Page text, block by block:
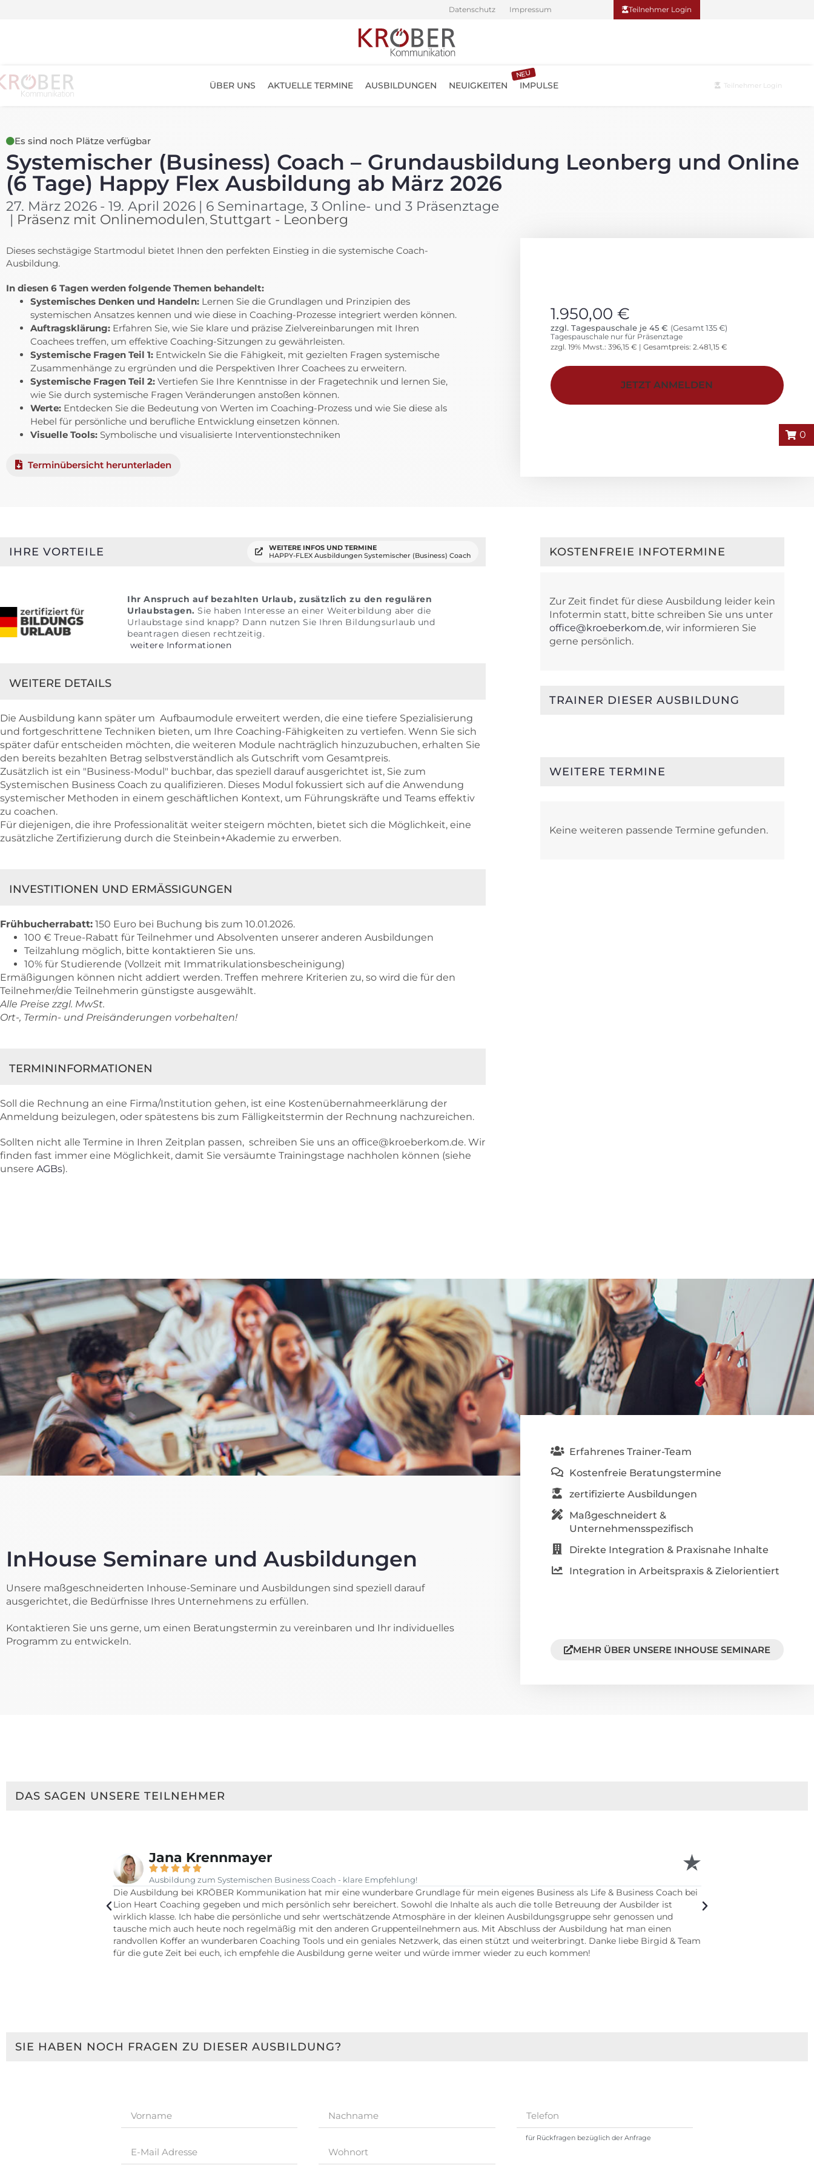
Datenschutz Impressum Teilnehmer Login
ÜBER UNS AKTUELLE TERMINE AUSBILDUNGEN NEUIGKEITEN IMPULSE
NEU
Teilnehmer Login
0
Es sind noch Plätze verfügbar
Systemischer (Business) Coach – Grundausbildung Leonberg und Online
(6 Tage) Happy Flex Ausbildung ab März 2026
27. März 2026 - 19. April 2026 | 6 Seminartage, 3 Online- und 3 Präsenztage
| Präsenz mit Onlinemodulen, Stuttgart - Leonberg
Dieses sechstägige Startmodul bietet Ihnen den perfekten Einstieg in die systemische Coach-
Ausbildung.
In diesen 6 Tagen werden folgende Themen behandelt:
Systemisches Denken und Handeln: Lernen Sie die Grundlagen und Prinzipien des
systemischen Ansatzes kennen und wie diese in Coaching-Prozesse integriert werden können.
Auftragsklärung: Erfahren Sie, wie Sie klare und präzise Zielvereinbarungen mit Ihren
Coachees treffen, um effektive Coaching-Sitzungen zu gewährleisten.
Systemische Fragen Teil 1: Entwickeln Sie die Fähigkeit, mit gezielten Fragen systemische
Zusammenhänge zu ergründen und die Perspektiven Ihrer Coachees zu erweitern.
Systemische Fragen Teil 2: Vertiefen Sie Ihre Kenntnisse in der Fragetechnik und lernen Sie,
wie Sie durch systemische Fragen Veränderungen anstoßen können.
Werte: Entdecken Sie die Bedeutung von Werten im Coaching-Prozess und wie Sie diese als
Hebel für persönliche und berufliche Entwicklung einsetzen können.
Visuelle Tools: Symbolische und visualisierte Interventionstechniken
Terminübersicht herunterladen
1.950,00€
zzgl. Tagespauschale je 45 € (Gesamt 135 €)
Tagespauschale nur für Präsenztage
zzgl. 19% Mwst.:396,15€ | Gesamtpreis:2.481,15€
JETZT ANMELDEN
IHRE VORTEILE
WEITERE INFOS UND TERMINE
HAPPY-FLEX Ausbildungen Systemischer (Business) Coach
Ihr Anspruch auf bezahlten Urlaub, zusätzlich zu den regulären
Urlaubstagen.Sie haben Interesse an einer Weiterbildung aber die
Urlaubstage sind knapp? Dann nutzen Sie Ihren Bildungsurlaub und
beantragen diesen rechtzeitig.
weitere Informationen
WEITERE DETAILS
Die Ausbildung kann später um Aufbaumodule erweitert werden, die eine tiefere Spezialisierung
und fortgeschrittene Techniken bieten, um Ihre Coaching-Fähigkeiten zu vertiefen. Wenn Sie sich
später dafür entscheiden möchten, die weiteren Module nachträglich hinzuzubuchen, erhalten Sie
den bereits bezahlten Betrag selbstverständlich als Gutschrift vom Gesamtpreis.
Zusätzlich ist ein "Business-Modul" buchbar, das speziell darauf ausgerichtet ist, Sie zum
Systemischen Business Coach zu qualifizieren. Dieses Modul fokussiert sich auf die Anwendung
systemischer Methoden in einem geschäftlichen Kontext, um Führungskräfte und Teams effektiv
zu coachen.
Für diejenigen, die ihre Professionalität weiter steigern möchten, bietet sich die Möglichkeit, eine
zusätzliche Zertifizierung durch die Steinbein+Akademie zu erwerben.
INVESTITIONEN UND ERMÄSSIGUNGEN
Frühbucherrabatt: 150 Euro bei Buchung bis zum 10.01.2026.
100 € Treue-Rabatt für Teilnehmer und Absolventen unserer anderen Ausbildungen
Teilzahlung möglich, bitte kontaktieren Sie uns.
10% für Studierende (Vollzeit mit Immatrikulationsbescheinigung)
Ermäßigungen können nicht addiert werden. Treffen mehrere Kriterien zu, so wird die für den
Teilnehmer/die Teilnehmerin günstigste ausgewählt.
Alle Preise zzgl. MwSt.
Ort-, Termin- und Preisänderungen vorbehalten!
TERMININFORMATIONEN
Soll die Rechnung an eine Firma/Institution gehen, ist eine Kostenübernahmeerklärung der
Anmeldung beizulegen, oder spätestens bis zum Fälligkeitstermin der Rechnung nachzureichen.
Sollten nicht alle Termine in Ihren Zeitplan passen, schreiben Sie uns an office@kroeberkom.de. Wir
finden fast immer eine Möglichkeit, damit Sie versäumte Trainingstage nachholen können (siehe
unsere AGBs).
KOSTENFREIE INFOTERMINE
Zur Zeit findet für diese Ausbildung leider kein
Infotermin statt, bitte schreiben Sie uns unter
office@kroeberkom.de, wir informieren Sie
gerne persönlich.
TRAINER DIESER AUSBILDUNG
WEITERE TERMINE
Keine weiteren passende Termine gefunden.
InHouse Seminare und Ausbildungen
Unsere maßgeschneiderten Inhouse-Seminare und Ausbildungen sind speziell darauf
ausgerichtet, die Bedürfnisse Ihres Unternehmens zu erfüllen.
Kontaktieren Sie uns gerne, um einen Beratungstermin zu vereinbaren und Ihr individuelles
Programm zu entwickeln.
Erfahrenes Trainer-Team
Kostenfreie Beratungstermine
zertifizierte Ausbildungen
Maßgeschneidert &
Unternehmensspezifisch
Direkte Integration & Praxisnahe Inhalte
Integration in Arbeitspraxis & Zielorientiert
MEHR ÜBER UNSERE INHOUSE SEMINARE
DAS SAGEN UNSERE TEILNEHMER
Jana Krennmayer
    
Ausbildung zum Systemischen Business Coach - klare Empfehlung!
Die Ausbildung bei KRÖBER Kommunikation hat mir eine wunderbare Grundlage für mein eigenes Business als Life & Business Coach bei
Lion Heart Coaching gegeben und mich persönlich sehr bereichert. Sowohl die Inhalte als auch die tolle Betreuung der Ausbilder ist
wirklich klasse. Ich habe die persönliche und sehr wertschätzende Atmosphäre in der kleinen Ausbildungsgruppe sehr genossen und
tausche mich auch heute noch regelmäßig mit den anderen Gruppenteilnehmern aus. Mit Abschluss der Ausbildung hat man einen
randvollen Koffer an wunderbaren Coaching Tools und ein geniales Netzwerk, das einen stützt und weiterbringt. Danke liebe Birgid & Team
für die gute Zeit bei euch, ich empfehle die Ausbildung gerne weiter und würde immer wieder zu euch kommen!
SIE HABEN NOCH FRAGEN ZU DIESER AUSBILDUNG?
für Rückfragen bezüglich der Anfrage